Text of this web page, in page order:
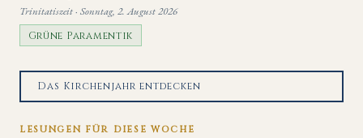
Trinitatiszeit · Sonntag, 2. August 2026
Grüne Paramentik
Das Kirchenjahr entdecken
LESUNGEN FÜR DIESE WOCHE